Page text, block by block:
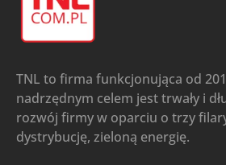
TNL to firma funkcjonująca od
nadrzędnym celem jest trwały i
rozwój firmy w oparciu o trzy
dystrybucję, zieloną energię.